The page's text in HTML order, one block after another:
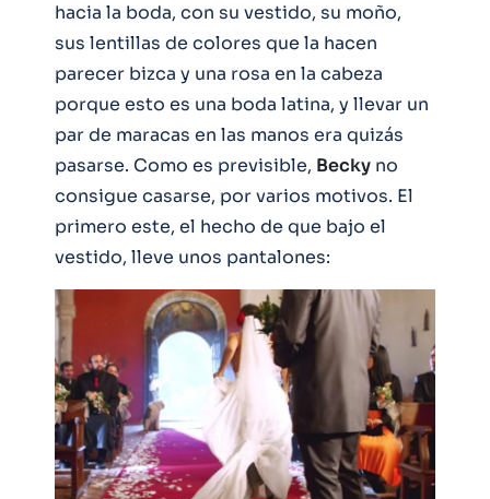
hacia la boda, con su vestido, su moño,
sus lentillas de colores que la hacen
parecer bizca y una rosa en la cabeza
porque esto es una boda latina, y llevar un
par de maracas en las manos era quizás
pasarse. Como es previsible, Becky no
consigue casarse, por varios motivos. El
primero este, el hecho de que bajo el
vestido, lleve unos pantalones: